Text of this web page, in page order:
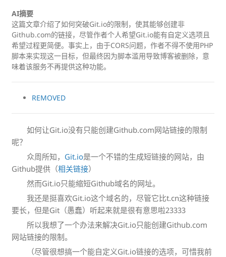
AI摘要
这篇文章介绍了如何突破Git.io的限制，使其能够创建非
Github.com的链接，尽管作者个人希望Git.io能有自定义选项且
希望过程更简便。事实上，由于CORS问题，作者不得不使用PHP
脚本来实现这一目标，但最终因为脚本滥用导致博客被删除，意
味着该服务不再提供这种功能。
REMOVED
如何让Git.io没有只能创建Github.com网站链接的限制
呢？
众周所知， Git.io是一个不错的生成短链接的网站，由
Github提供（相关链接）
然而Git.io只能缩短Github域名的网址。
我还是挺喜欢Git.io这个域名的，尽管它比t.cn这种链接
要长，但是Git（愚蠢）听起来就是很有意思啦23333
所以我想了一个办法来解决Git.io只能创建Github.com
网站链接的限制。
（尽管很想搞一个能自定义Git.io链接的选项，可惜我前